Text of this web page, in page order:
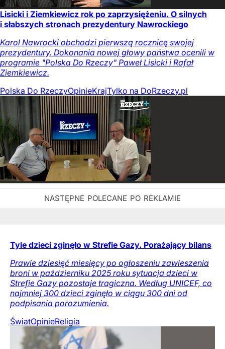
Lisicki i Ziemkiewicz rok po zaprzysiężeniu. O silnych
i słabszych stronach prezydentury Nawrockiego
Karol Nawrocki obchodzi pierwszą rocznicę swojej
prezydentury. Dokonania nowej głowy państwa ocenili w
programie "Polska Do Rzeczy" Paweł Lisicki i Rafał
Ziemkiewicz.
Polska Do RzeczyOpinieKrajTylko na DoRzeczy.pl
Tyle dzieci zginęło w Strefie Gazy. Porażający bilans
Prawie dziesięć miesięcy po ogłoszeniu zawieszenia
broni w październiku 2025 roku sytuacja dzieci w
Strefie Gazy pozostaje tragiczna. Według UNICEF, co
najmniej 300 dzieci zginęło w ciągu 300 dni od
podpisania porozumienia.
ŚwiatOpinieReligia